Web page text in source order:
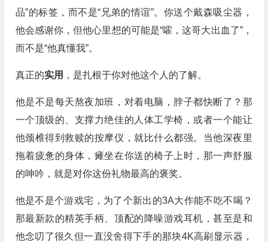
品”的标签，而不是“兄弟的情谊”。你送个戴森吸尘器，
他会感谢你，但他心里想的可能是“嚯，这哥大出血了”，
而不是“他真懂我”。
真正的实用 ，是扎根于你对他这个人的了解。
他是不是每天熬夜加班，对着电脑，脖子都快断了？那
一个顶级的、支撑力绝佳的人体工学椅，或者一个能让
他颈椎得到救赎的按摩仪，就比什么都强。当他深夜里
拖着疲惫的身体，瘫坐在你送的椅子上时，那一声舒服
的呻吟，就是对你这份礼物最高的褒奖。
他是不是个游戏宅，为了个新出的3A大作能不吃不喝？
那最新款的精英手柄、顶配的降噪游戏耳机，甚至是和
他念叨了很久但一直没舍得下手的那块4K高刷显示器，